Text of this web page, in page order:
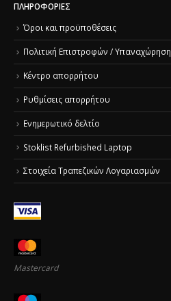
ΠΛΗΡΟΦΟΡΊΕΣ
Όροι και προϋποθέσεις
Πολιτική Επιστροφών / Υπαναχώρηση
Κέντρο απορρήτου
Ρυθμίσεις απορρήτου
Ενημερωτικό δελτίο
Stoklist Refurbished Laptop
Στοιχεία Τραπεζικών Λογαριασμών
Mastercard